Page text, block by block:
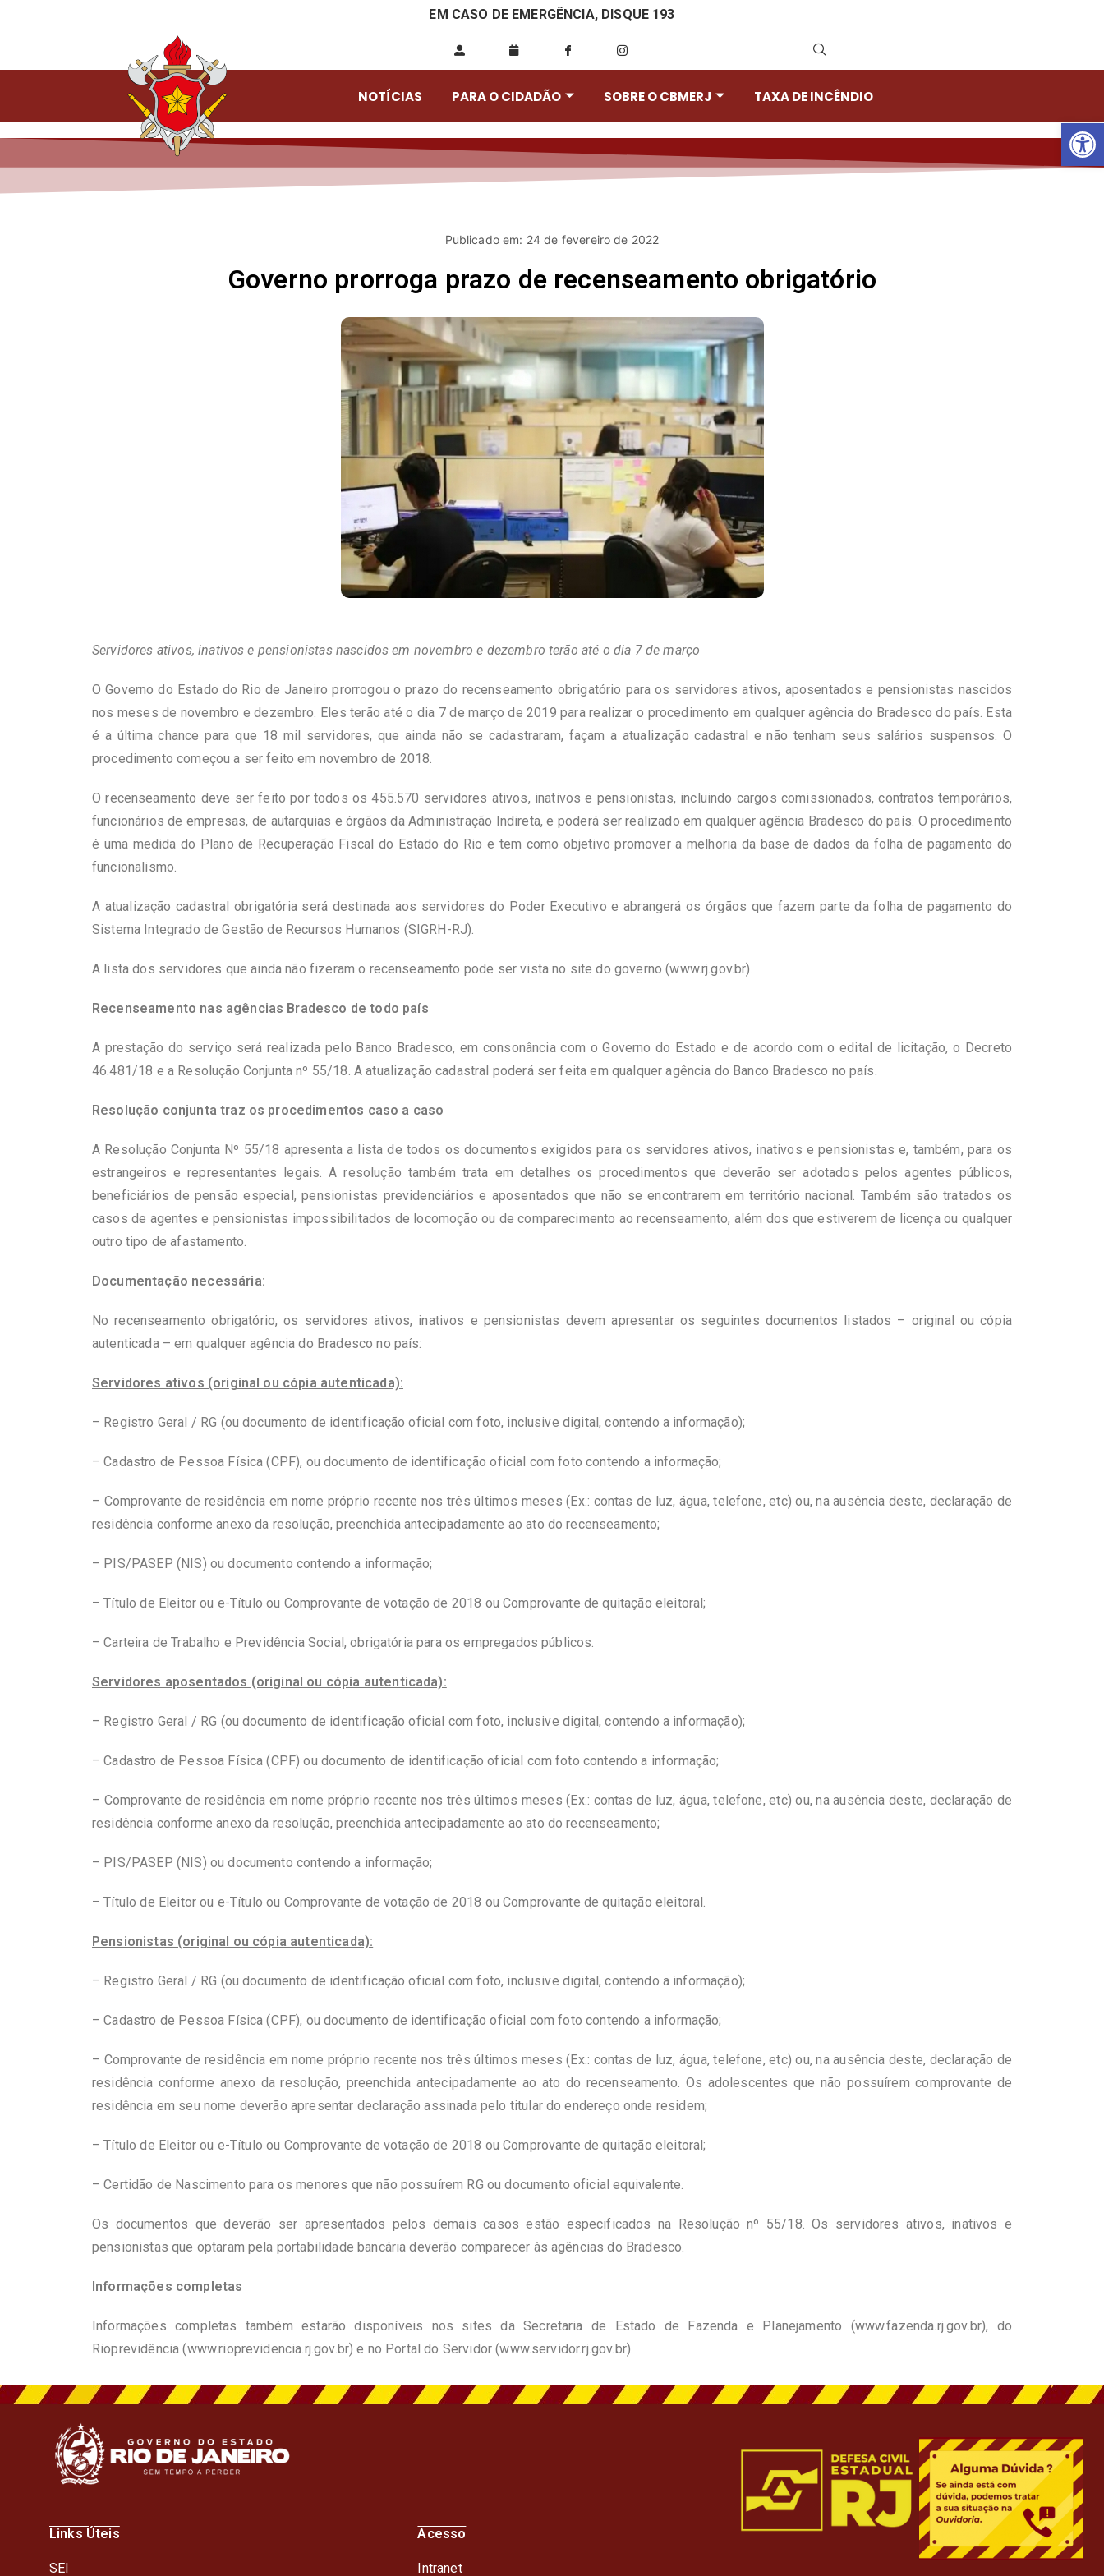
EM CASO DE EMERGÊNCIA, DISQUE 193
NOTÍCIAS PARA O CIDADÃO SOBRE O CBMERJ TAXA DE INCÊNDIO
Publicado em: 24 de fevereiro de 2022
Governo prorroga prazo de recenseamento obrigatório
Servidores ativos, inativos e pensionistas nascidos em novembro e dezembro terão até o dia 7 de março
O Governo do Estado do Rio de Janeiro prorrogou o prazo do recenseamento obrigatório para os servidores ativos, aposentados e pensionistas nascidos
nos meses de novembro e dezembro. Eles terão até o dia 7 de março de 2019 para realizar o procedimento em qualquer agência do Bradesco do país. Esta
é a última chance para que 18 mil servidores, que ainda não se cadastraram, façam a atualização cadastral e não tenham seus salários suspensos. O
procedimento começou a ser feito em novembro de 2018.
O recenseamento deve ser feito por todos os 455.570 servidores ativos, inativos e pensionistas, incluindo cargos comissionados, contratos temporários,
funcionários de empresas, de autarquias e órgãos da Administração Indireta, e poderá ser realizado em qualquer agência Bradesco do país. O procedimento
é uma medida do Plano de Recuperação Fiscal do Estado do Rio e tem como objetivo promover a melhoria da base de dados da folha de pagamento do
funcionalismo.
A atualização cadastral obrigatória será destinada aos servidores do Poder Executivo e abrangerá os órgãos que fazem parte da folha de pagamento do
Sistema Integrado de Gestão de Recursos Humanos (SIGRH-RJ).
A lista dos servidores que ainda não fizeram o recenseamento pode ser vista no site do governo (www.rj.gov.br).
Recenseamento nas agências Bradesco de todo país
A prestação do serviço será realizada pelo Banco Bradesco, em consonância com o Governo do Estado e de acordo com o edital de licitação, o Decreto
46.481/18 e a Resolução Conjunta nº 55/18. A atualização cadastral poderá ser feita em qualquer agência do Banco Bradesco no país.
Resolução conjunta traz os procedimentos caso a caso
A Resolução Conjunta Nº 55/18 apresenta a lista de todos os documentos exigidos para os servidores ativos, inativos e pensionistas e, também, para os
estrangeiros e representantes legais. A resolução também trata em detalhes os procedimentos que deverão ser adotados pelos agentes públicos,
beneficiários de pensão especial, pensionistas previdenciários e aposentados que não se encontrarem em território nacional. Também são tratados os
casos de agentes e pensionistas impossibilitados de locomoção ou de comparecimento ao recenseamento, além dos que estiverem de licença ou qualquer
outro tipo de afastamento.
Documentação necessária:
No recenseamento obrigatório, os servidores ativos, inativos e pensionistas devem apresentar os seguintes documentos listados – original ou cópia
autenticada – em qualquer agência do Bradesco no país:
Servidores ativos (original ou cópia autenticada):
– Registro Geral / RG (ou documento de identificação oficial com foto, inclusive digital, contendo a informação);
– Cadastro de Pessoa Física (CPF), ou documento de identificação oficial com foto contendo a informação;
– Comprovante de residência em nome próprio recente nos três últimos meses (Ex.: contas de luz, água, telefone, etc) ou, na ausência deste, declaração de
residência conforme anexo da resolução, preenchida antecipadamente ao ato do recenseamento;
– PIS/PASEP (NIS) ou documento contendo a informação;
– Título de Eleitor ou e-Título ou Comprovante de votação de 2018 ou Comprovante de quitação eleitoral;
– Carteira de Trabalho e Previdência Social, obrigatória para os empregados públicos.
Servidores aposentados (original ou cópia autenticada):
– Registro Geral / RG (ou documento de identificação oficial com foto, inclusive digital, contendo a informação);
– Cadastro de Pessoa Física (CPF) ou documento de identificação oficial com foto contendo a informação;
– Comprovante de residência em nome próprio recente nos três últimos meses (Ex.: contas de luz, água, telefone, etc) ou, na ausência deste, declaração de
residência conforme anexo da resolução, preenchida antecipadamente ao ato do recenseamento;
– PIS/PASEP (NIS) ou documento contendo a informação;
– Título de Eleitor ou e-Título ou Comprovante de votação de 2018 ou Comprovante de quitação eleitoral.
Pensionistas (original ou cópia autenticada):
– Registro Geral / RG (ou documento de identificação oficial com foto, inclusive digital, contendo a informação);
– Cadastro de Pessoa Física (CPF), ou documento de identificação oficial com foto contendo a informação;
– Comprovante de residência em nome próprio recente nos três últimos meses (Ex.: contas de luz, água, telefone, etc) ou, na ausência deste, declaração de
residência conforme anexo da resolução, preenchida antecipadamente ao ato do recenseamento. Os adolescentes que não possuírem comprovante de
residência em seu nome deverão apresentar declaração assinada pelo titular do endereço onde residem;
– Título de Eleitor ou e-Título ou Comprovante de votação de 2018 ou Comprovante de quitação eleitoral;
– Certidão de Nascimento para os menores que não possuírem RG ou documento oficial equivalente.
Os documentos que deverão ser apresentados pelos demais casos estão especificados na Resolução nº 55/18. Os servidores ativos, inativos e
pensionistas que optaram pela portabilidade bancária deverão comparecer às agências do Bradesco.
Informações completas
Informações completas também estarão disponíveis nos sites da Secretaria de Estado de Fazenda e Planejamento (www.fazenda.rj.gov.br), do
Rioprevidência (www.rioprevidencia.rj.gov.br) e no Portal do Servidor (www.servidor.rj.gov.br).
Links Úteis
SEI
Acesso
Intranet